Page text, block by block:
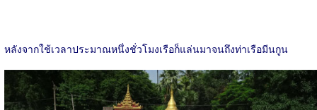
หลังจากใช้เวลาประมาณหนึ่งชั่วโมงเรือก็แล่นมาจนถึงท่าเรือมีนกูน